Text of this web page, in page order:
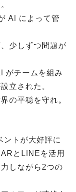
AI によって管
少しずつ問題が
がチームを組み
立された。
の平穏を守れ。
ントが大好評に
とLINEを活用
しながら2つの